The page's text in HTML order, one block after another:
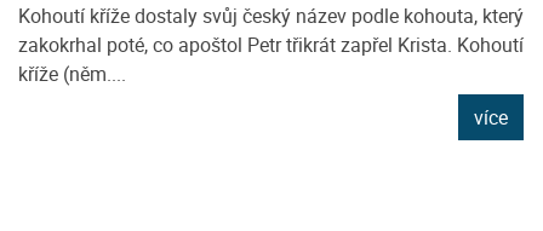
Kohoutí kříže dostaly svůj český název podle kohouta, který
zakokrhal poté, co apoštol Petr třikrát zapřel Krista. Kohoutí
kříže (něm....
více